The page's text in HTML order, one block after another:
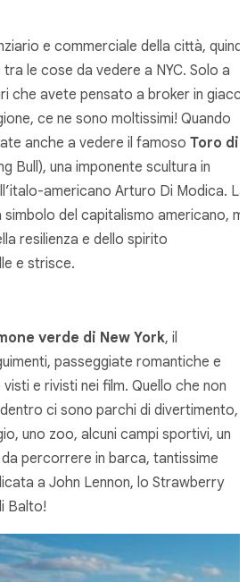
e commerciale della città, quindi
le cose da vedere a NYC. Solo a
che avete pensato a broker in
ce ne sono moltissimi! Quando
anche a vedere il famoso Toro di
Bull), una imponente scultura in
americano Arturo Di Modica. La
del capitalismo americano,
resilienza e dello spirito
e strisce.
verde di New York, il
passeggiate romantiche e
e rivisti nei film. Quello che non
ci sono parchi di divertimento,
uno zoo, alcuni campi sportivi, un
percorrere in barca, tantissime
a John Lennon, lo Strawberry
Balto!